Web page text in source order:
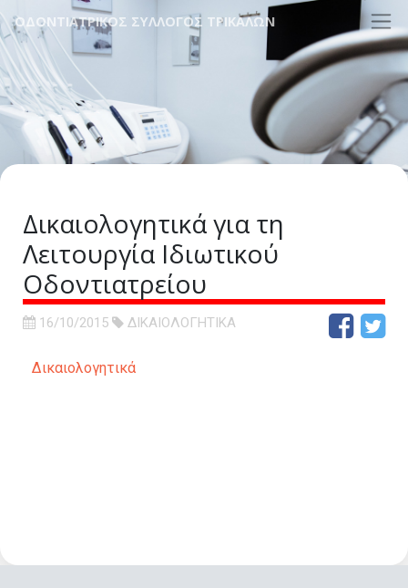
ΟΔΟΝΤΙΑΤΡΙΚΟΣ ΣΥΛΛΟΓΟΣ ΤΡΙΚΑΛΩΝ
Δικαιολογητικά για τη
Λειτουργία Ιδιωτικού
Οδοντιατρείου
16/10/2015 ΔΙΚΑΙΟΛΟΓΗΤΙΚΑ
Δικαιολογητικά